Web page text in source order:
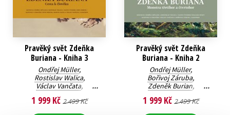
Pravěký svět Zdeňka
Buriana - Kniha 3
Ondřej Müller,
Rostislav Walica,
Václav Vančata,
1 999 Kč 2 499 Kč
Pravěký svět Zdeňka
Buriana - Kniha 2
Ondřej Müller,
Bořivoj Záruba,
Zdeněk Burian,
Václav Vančata
1 999 Kč 2 499 Kč